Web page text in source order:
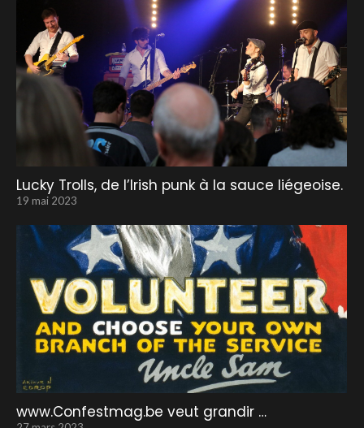
Lucky Trolls, de l’Irish punk à la sauce liégeoise.
19 mai 2023
www.Confestmag.be veut grandir …